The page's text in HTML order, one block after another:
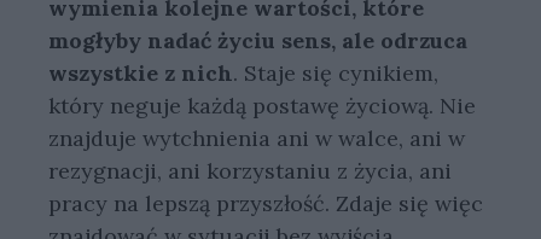
wymienia kolejne wartości, które
mogłyby nadać życiu sens, ale odrzuca
wszystkie z nich. Staje się cynikiem,
który neguje każdą postawę życiową. Nie
znajduje wytchnienia ani w walce, ani w
rezygnacji, ani korzystaniu z życia, ani
pracy na lepszą przyszłość. Zdaje się więc